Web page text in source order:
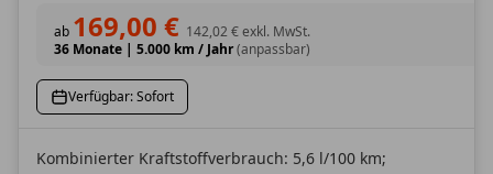
ab 169,00 € 142,02 €exkl. MwSt.
36 Monate | 5.000 km / Jahr(anpassbar)
Verfügbar: Sofort
Kombinierter Kraftstoffverbrauch: 5,6 l/100 km;